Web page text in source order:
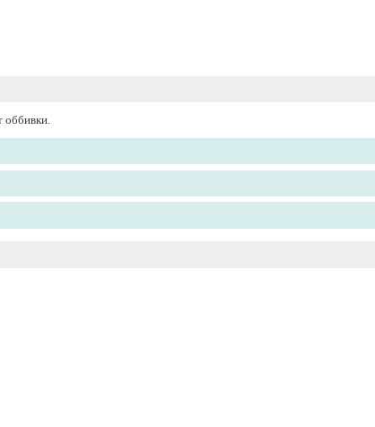
оббивки.